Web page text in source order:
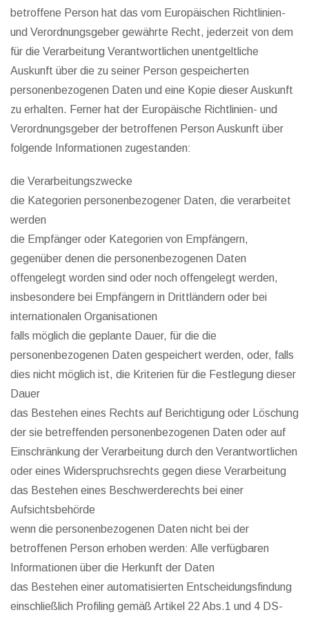
betroffene Person hat das vom Europäischen Richtlinien-
und Verordnungsgeber gewährte Recht, jederzeit von dem
für die Verarbeitung Verantwortlichen unentgeltliche
Auskunft über die zu seiner Person gespeicherten
personenbezogenen Daten und eine Kopie dieser Auskunft
zu erhalten. Ferner hat der Europäische Richtlinien- und
Verordnungsgeber der betroffenen Person Auskunft über
folgende Informationen zugestanden:
die Verarbeitungszwecke
die Kategorien personenbezogener Daten, die verarbeitet
werden
die Empfänger oder Kategorien von Empfängern,
gegenüber denen die personenbezogenen Daten
offengelegt worden sind oder noch offengelegt werden,
insbesondere bei Empfängern in Drittländern oder bei
internationalen Organisationen
falls möglich die geplante Dauer, für die die
personenbezogenen Daten gespeichert werden, oder, falls
dies nicht möglich ist, die Kriterien für die Festlegung dieser
Dauer
das Bestehen eines Rechts auf Berichtigung oder Löschung
der sie betreffenden personenbezogenen Daten oder auf
Einschränkung der Verarbeitung durch den Verantwortlichen
oder eines Widerspruchsrechts gegen diese Verarbeitung
das Bestehen eines Beschwerderechts bei einer
Aufsichtsbehörde
wenn die personenbezogenen Daten nicht bei der
betroffenen Person erhoben werden: Alle verfügbaren
Informationen über die Herkunft der Daten
das Bestehen einer automatisierten Entscheidungsfindung
einschließlich Profiling gemäß Artikel 22 Abs.1 und 4 DS-